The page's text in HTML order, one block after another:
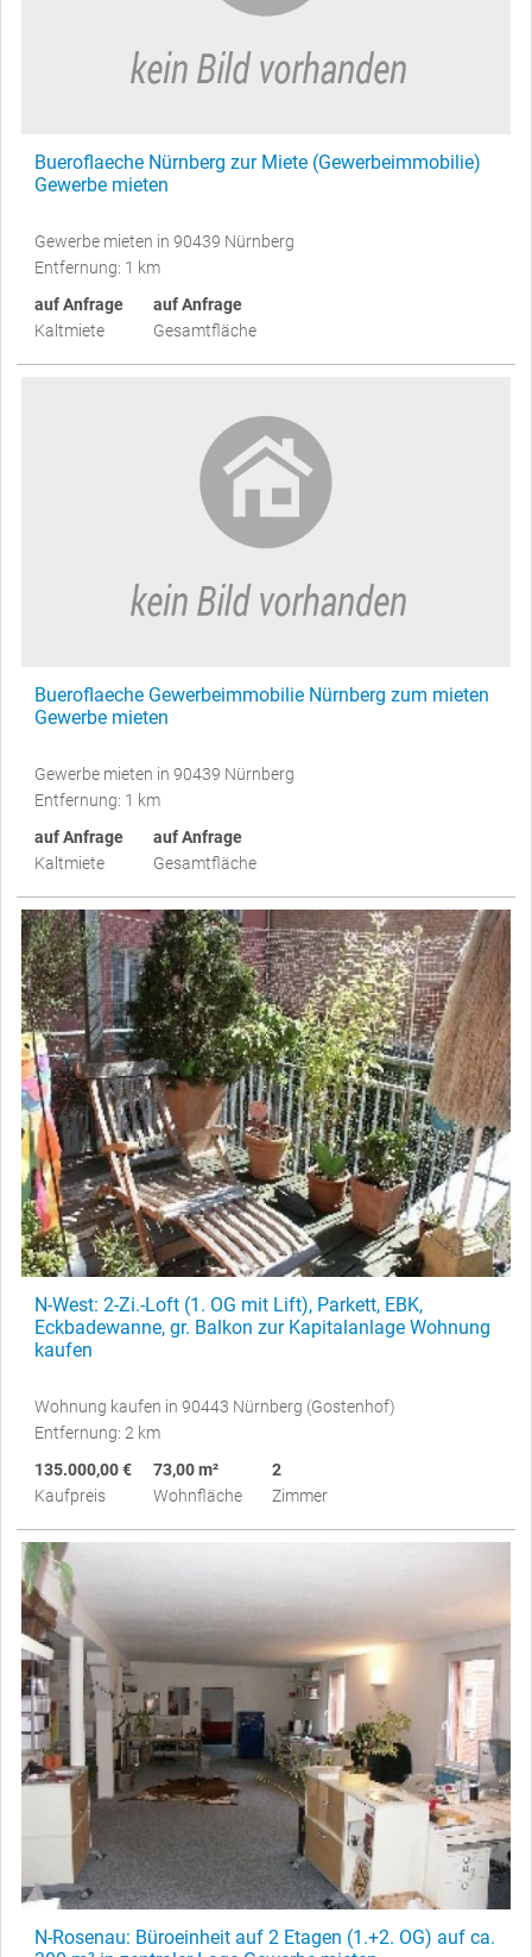
Bueroflaeche Nürnberg zur Miete (Gewerbeimmobilie)
Gewerbe mieten
Gewerbe mieten in 90439 Nürnberg
Entfernung: 1 km
auf Anfrage
Kaltmiete
auf Anfrage
Gesamtfläche
Bueroflaeche Gewerbeimmobilie Nürnberg zum mieten
Gewerbe mieten
Gewerbe mieten in 90439 Nürnberg
Entfernung: 1 km
auf Anfrage
Kaltmiete
auf Anfrage
Gesamtfläche
N-West: 2-Zi.-Loft (1. OG mit Lift), Parkett, EBK,
Eckbadewanne, gr. Balkon zur Kapitalanlage Wohnung
kaufen
Wohnung kaufen in 90443 Nürnberg (Gostenhof)
Entfernung: 2 km
135.000,00 €
Kaufpreis
73,00 m²
Wohnfläche
2
Zimmer
N-Rosenau: Büroeinheit auf 2 Etagen (1.+2. OG) auf ca.